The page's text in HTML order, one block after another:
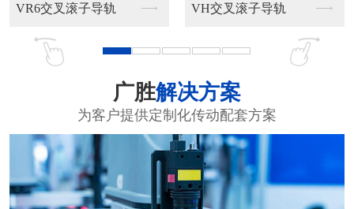
交叉滚子导轨
广胜解决方案
为客户提供定制化传动配套方案